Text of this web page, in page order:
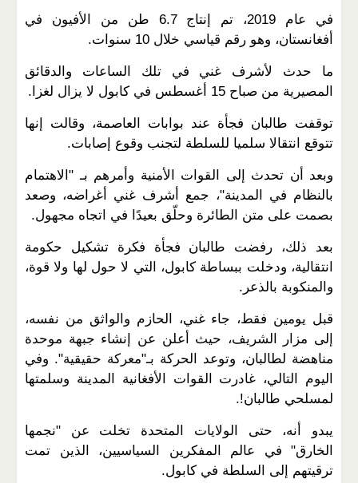
في عام 2019، تم إنتاج 6.7 طن من الأفيون في
أفغانستان، وهو رقم قياسي خلال 10 سنوات.
ما حدث لأشرف غني في تلك الساعات والدقائق
المصيرية من صباح 15 أغسطس في كابول لا يزال لغزا.
توقفت طالبان فجأة عند بوابات العاصمة، وقالت إنها
تتوقع انتقالا سلميا للسلطة لتجنب وقوع إصابات.
وبعد أن تحدث إلى القوات الأمنية وأمرهم بـ "الاهتمام
بالنظام في المدينة"، جمع أشرف غني أغراضه، وصعد
بصمت على متن الطائرة وحلّق بعيدًا في اتجاه مجهول.
بعد ذلك، رفضت طالبان فجأة فكرة تشكيل حكومة
انتقالية، ودخلت ببساطة كابول، التي لا حول لها ولا قوة،
والمنكوبة بالذعر.
قبل يومين فقط، جاء غني، الحازم والواثق من نفسه،
إلى مزار الشريف، حيث أعلن عن إنشاء جبهة موحدة
مناهضة لطالبان، وتوعد الحركة بـ"معركة حقيقية". وفي
اليوم التالي، غادرت القوات الأفغانية المدينة وسلمتها
لمسلحي طالبان!.
يبدو أنه، حتى الولايات المتحدة تخلت عن "نجمها
الخارق" في عالم المفكرين السياسيين، الذين تمت
ترقيتهم إلى السلطة في كابول.